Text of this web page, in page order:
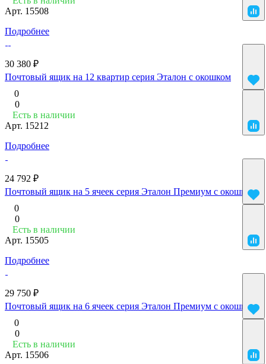
Арт. 15508
Подробнее
30 380 ₽
Почтовый ящик на 12 квартир серия Эталон с окошком
0
0
Есть в наличии
Арт. 15212
Подробнее
24 792 ₽
Почтовый ящик на 5 ячеек серия Эталон Премиум с окошком
0
0
Есть в наличии
Арт. 15505
Подробнее
29 750 ₽
Почтовый ящик на 6 ячеек серия Эталон Премиум с окошком
0
0
Есть в наличии
Арт. 15506